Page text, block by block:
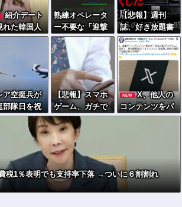
紹介デート
れた韓国人
、まさかの
性困惑ｗｗ
ｗ
熟練オペレータ
ー不要な「迎撃
ドローン」のテ
ストを完了…自
らが目標を追尾
する映像公開！
【悲報】週刊
誌、好き放題書
きまくる 高市早
苗首相は新公用
車の贅を尽くし
た後部座席でた
ばこを吸うのが
至福の時間「ど
んどん延びる乗
ア空挺兵が
部隊日を祝
め飛行機か
び降りて死
【悲報】スマホ
ゲーム、ガチで
逝
く・・・・・・
・・
NEW
X、他人の
コンテンツをパ
クったり煽って
益化停止。今後
はオリジナル重
視
税1％表明でも支持率下落 →ついに６割割れ